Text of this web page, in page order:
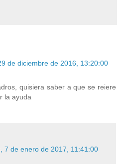
de diciembre de 2016, 13:20:00
quisiera saber a que se reiere
la ayuda
7 de enero de 2017, 11:41:00